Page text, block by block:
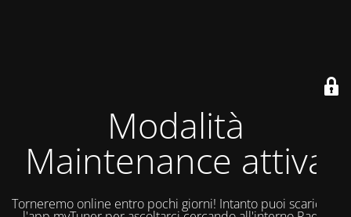
Modalità
Maintenance attiva
Torneremo online entro pochi giorni! Intanto puoi scaricare